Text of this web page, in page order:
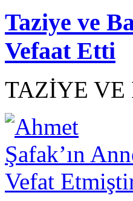
Taziye ve
Vefaat Etti
TAZİYE